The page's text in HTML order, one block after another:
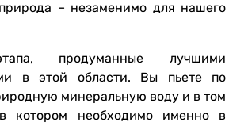
– незаменимо для нашего
продуманные лучшими
в этой области. Вы пьете по
минеральную воду и в том
в котором необходимо именно в